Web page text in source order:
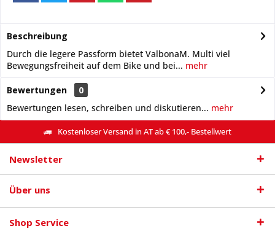
Beschreibung
Durch die legere Passform bietet ValbonaM. Multi viel
Bewegungsfreiheit auf dem Bike und bei... mehr
Bewertungen
0
Bewertungen lesen, schreiben und diskutieren... mehr
Kostenloser Versand in AT ab € 100,- Bestellwert
Newsletter
Über uns
Shop Service